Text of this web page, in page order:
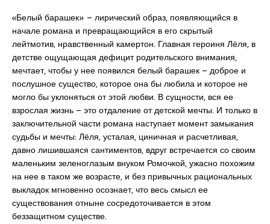
«Белый барашек» – лирический образ, появляющийся в
начале романа и превращающийся в его скрытый
лейтмотив, нравственный камертон. Главная героиня Лёля, в
детстве ощущающая дефицит родительского внимания,
мечтает, чтобы у нее появился белый барашек – доброе и
послушное существо, которое она бы любила и которое не
могло бы уклоняться от этой любви. В сущности, вся ее
взрослая жизнь – это отдаление от детской мечты. И только в
заключительной части романа наступает момент замыкания
судьбы и мечты: Лёля, усталая, циничная и расчетливая,
давно лишившаяся сантиментов, вдруг встречается со своим
маленьким зеленоглазым внуком Ромочкой, ужасно похожим
на нее в таком же возрасте, и без привычных рациональных
выкладок мгновенно осознает, что весь смысл ее
существования отныне сосредоточивается в этом
беззащитном существе.